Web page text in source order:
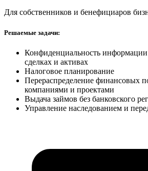
Для собственников и бенефициаров
Решаемые задачи:
Конфиденциальность информации
сделках и активах
Налоговое планирование
Перераспределение финансовых
компаниями и проектами
Выдача займов без банковского
Управление наследованием и